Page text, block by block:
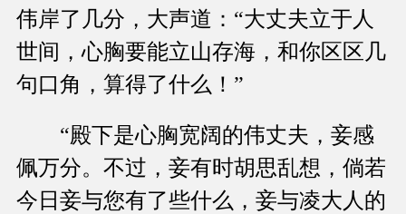
伟岸了几分，大声道：“大丈夫立于人
世间，心胸要能立山存海，和你区区几
句口角，算得了什么！”
“殿下是心胸宽阔的伟丈夫，妾感
佩万分。不过，妾有时胡思乱想，倘若
今日妾与您有了些什么，妾与凌大人的